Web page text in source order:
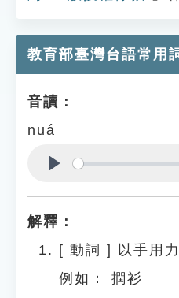
教育部臺灣台語常用
音讀：
nuá
解釋：
[ 動詞 ]
以手用
例如：
撋衫